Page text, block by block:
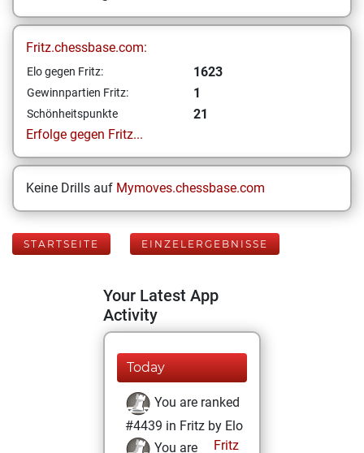
Fritz.chessbase.com:
Elo gegen Fritz: 1623
Gewinnpartien Fritz: 1
Schönheitspunkte
21
Erfolge gegen Fritz...
Keine Drills auf Mymoves.chessbase.com
STARTSEITE EINZELERGEBNISSE
Your Latest App
Activity
Today
You are ranked
#4439 in Fritz by Elo
Fritz
You are